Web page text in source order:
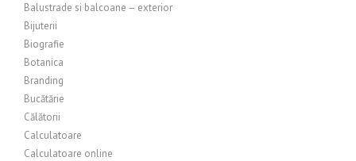
Balustrade si balcoane – exterior
Bijuterii
Biografie
Botanica
Branding
Bucătărie
Călătorii
Calculatoare
Calculatoare online